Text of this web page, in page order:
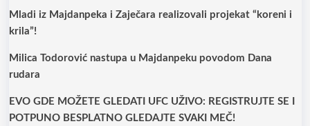
Mladi iz Majdanpeka i Zaječara realizovali projekat “koreni i
krila”!
Milica Todorović nastupa u Majdanpeku povodom Dana
rudara
EVO GDE MOŽETE GLEDATI UFC UŽIVO: REGISTRUJTE SE I
POTPUNO BESPLATNO GLEDAJTE SVAKI MEČ!